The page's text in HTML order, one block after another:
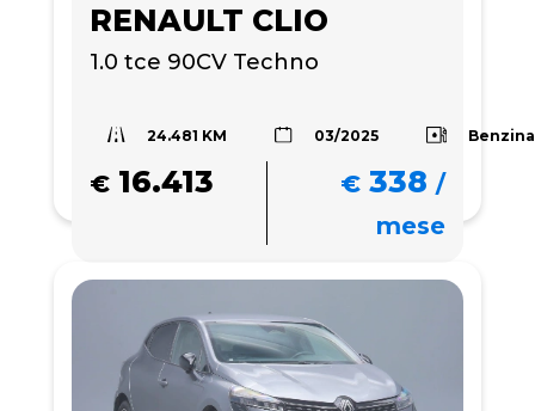
RENAULT CLIO
1.0 tce 90CV Techno
24.481 KM 03/2025 Benzina
€ 16.413 € 338 /
mese